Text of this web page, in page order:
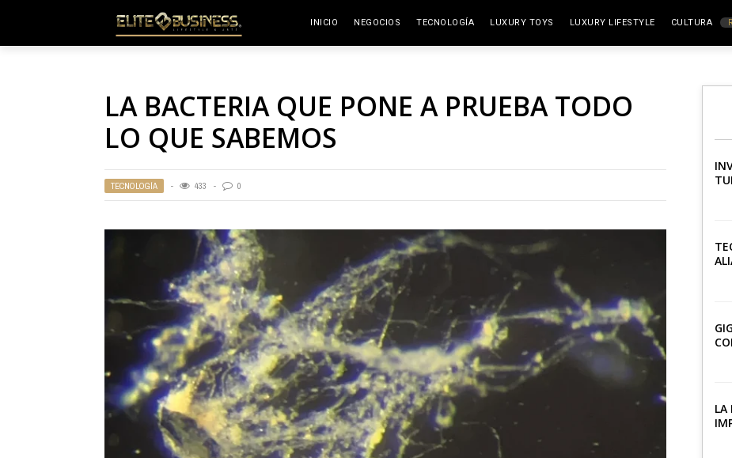
INICIO NEGOCIOS TECNOLOGÍA LUXURY TOYS LUXURY LIFESTYLE CULTURA
LA BACTERIA QUE PONE A PRUEBA TODO
LO QUE SABEMOS
TECNOLOGÍA 433 0
LA